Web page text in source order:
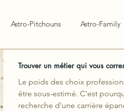
Astro-Pitchouns Astro-Family
Le poids des choix
être sous-estimé. C'est pourquoi la
recherche d'une carrière